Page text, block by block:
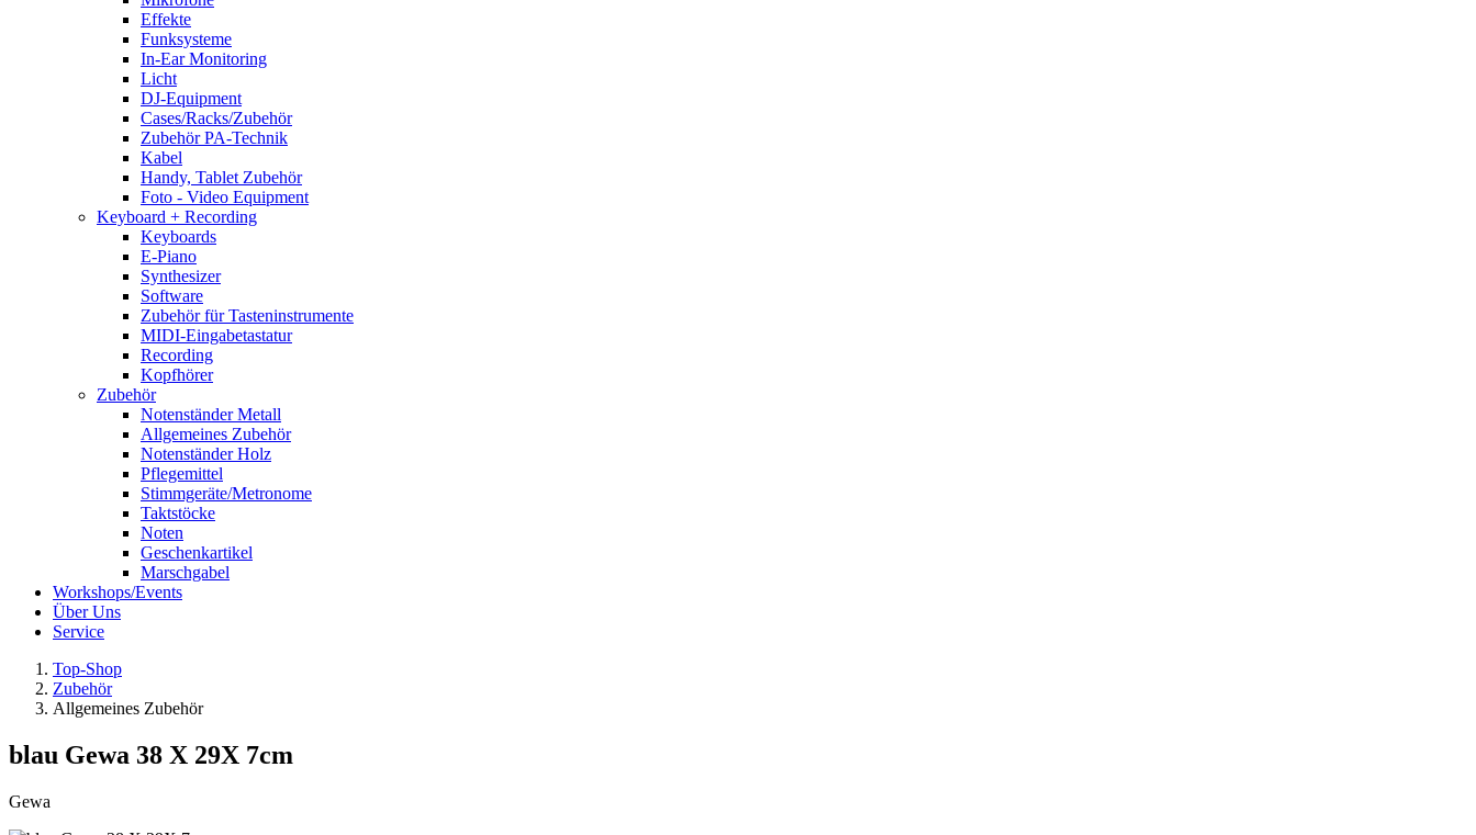
Effekte
Funksysteme
In-Ear Monitoring
Licht
DJ-Equipment
Cases/Racks/Zubehör
Zubehör PA-Technik
Kabel
Handy, Tablet Zubehör
Foto - Video Equipment
Keyboard + Recording
Keyboards
E-Piano
Synthesizer
Software
Zubehör für Tasteninstrumente
MIDI-Eingabetastatur
Recording
Kopfhörer
Zubehör
Notenständer Metall
Allgemeines Zubehör
Notenständer Holz
Pflegemittel
Stimmgeräte/Metronome
Taktstöcke
Noten
Geschenkartikel
Marschgabel
Workshops/Events
Über Uns
Service
Top-Shop
Zubehör
Allgemeines Zubehör
blau Gewa 38 X 29X 7cm
Gewa